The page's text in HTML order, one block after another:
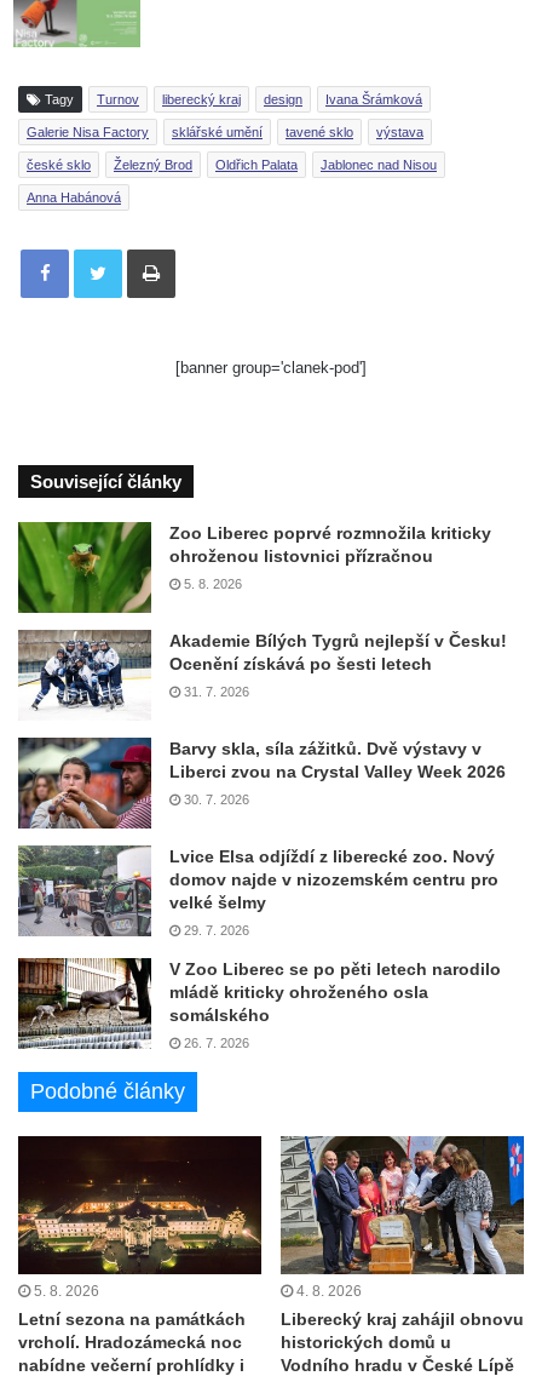
Tagy Turnov liberecký kraj design Ivana Šrámková
Galerie Nisa Factory sklářské umění tavené sklo výstava
české sklo Železný Brod Oldřich Palata Jablonec nad Nisou
Anna Habánová
Tisknout
[banner group='clanek-pod']
Související články
Zoo Liberec poprvé rozmnožila kriticky
ohroženou listovnici přízračnou
5. 8. 2026
Akademie Bílých Tygrů nejlepší v Česku!
Ocenění získává po šesti letech
31. 7. 2026
Barvy skla, síla zážitků. Dvě výstavy v
Liberci zvou na Crystal Valley Week 2026
30. 7. 2026
Lvice Elsa odjíždí z liberecké zoo. Nový
domov najde v nizozemském centru pro
velké šelmy
29. 7. 2026
V Zoo Liberec se po pěti letech narodilo
mládě kriticky ohroženého osla
somálského
26. 7. 2026
Podobné články
5. 8. 2026
Letní sezona na památkách
vrcholí. Hradozámecká noc
nabídne večerní prohlídky i
4. 8. 2026
Liberecký kraj zahájil obnovu
historických domů u
Vodního hradu v České Lípě